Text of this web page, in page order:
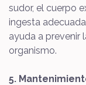
sudor, el cuerpo
ingesta
ayuda a prevenir
organismo.
5.